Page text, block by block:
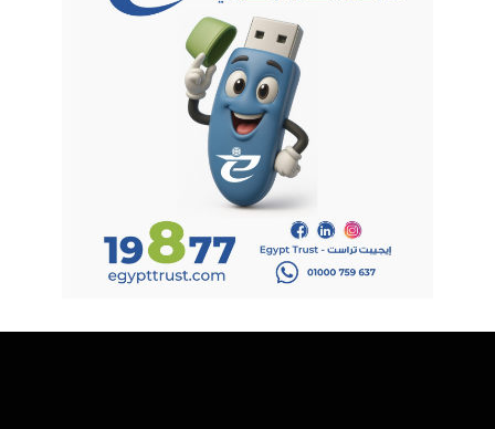
القدرات، وتعزيز تبادل المعرفة، وهو ما أسهم في ترسيخ مكانتها
كشريك رئيسي في الجهود الدولية الرامية إلى تحقيق الشمول
الرقمي والتنمية الرقمية المستدامة.
وتعد رئاسة مصر للمنتدى تتويجاً للدور الفعال الذي تقوم به في
الاتحاد الدولي للاتصالات حيث تعد الدولة الوحيدة علي مستوى الدول
الأعضاء التي تترأس لجنة في كل قطاع من قطاعات الاتحاد الثلاثة،
كما تقوم بدور محوري في العديد من المواضيع الرئيسية التي تناقش
تحت مظلة الاتحاد وفي مقدمتها الذكاء الاصطناعي والتحول الرقمي
وتقنيات الاتصالات الجديدة.
وتمثل رئاسة مصر للمنتدى فرصة مهمة لنقل أولويات وتطلعات